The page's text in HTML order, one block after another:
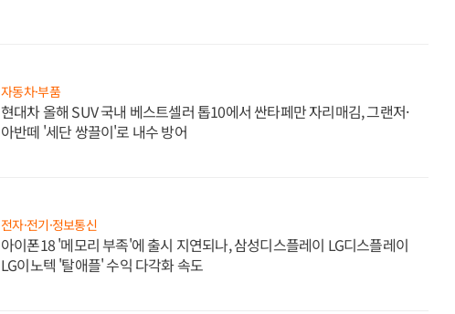
자동차·부품
현대차 올해 SUV 국내 베스트셀러 톱10에서 싼타페만 자리매김, 그랜저·
아반떼 '세단 쌍끌이'로 내수 방어
전자·전기·정보통신
아이폰18 '메모리 부족'에 출시 지연되나, 삼성디스플레이 LG디스플레이
LG이노텍 '탈애플' 수익 다각화 속도